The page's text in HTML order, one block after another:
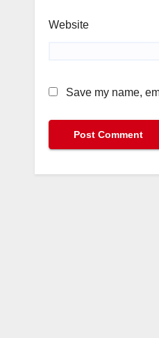
Website
Save my name,